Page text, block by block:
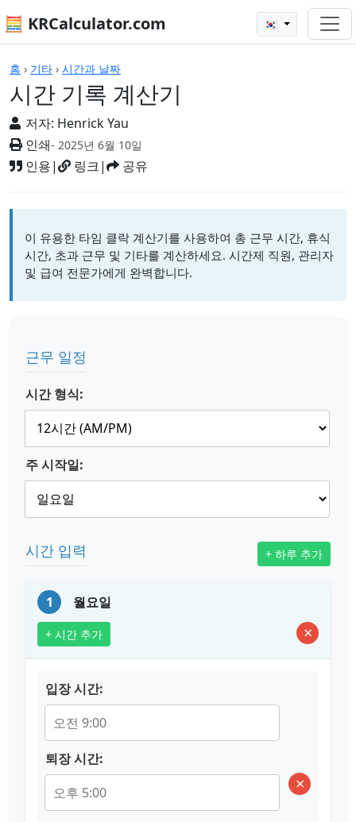
🧮 KRCalculator.com 🇰🇷
홈 › 기타 › 시간과 날짜
시간 기록 계산기
저자: Henrick Yau
인쇄- 2025년 6월 10일
인용| 링크| 공유
계산기
이 유용한 타임 클락 계산기를 사용하여 총 근무 시간, 휴식
시간, 초과 근무 및 기타를 계산하세요. 시간제 직원, 관리자
및 급여 전문가에게 완벽합니다.
근무 일정
시간 형식:
주 시작일:
시간 입력 + 하루 추가
1 월요일
+ 시간 추가 ×
입장 시간:
퇴장 시간:
×